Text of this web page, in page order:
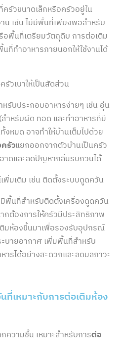
รัวขนาดเล็กหรือครัวอยู่ใน
น เช่น ไม่มีพื้นที่เพียงพอสำหรับ
พื้นที่เตรียมวัตถุดิบ การต่อเติม
ที่ทำอาหารภายนอกให้ใช้งานได้
วเบาให้เป็นสัดส่วน
รับประกอบอาหารง่ายๆ เช่น อุ่น
ำหรับผัด ทอด และทำอาหารที่มี
หมด อาจทำให้บ้านเต็มไปด้วย
รัวแยกออกจากตัวบ้านเป็นครัว
าดและลดปัญหากลิ่นรบกวนได้
มเติม เช่น ติดตั้งระบบดูดควัน
พื้นที่สำหรับติดตั้งเครื่องดูดควัน
กต้องการให้ครัวมีประสิทธิภาพ
ติมห้องขี้นมาเพื่อรองรับอุปกรณ์
ะบายอากาศ เพิ่มพื้นที่สำหรับ
ารได้อย่างสะดวกและลดมลภาวะ
ที่เหมาะกับการต่อเติมห้อง
ความชื้น เหมาะสำหรับการต่อ